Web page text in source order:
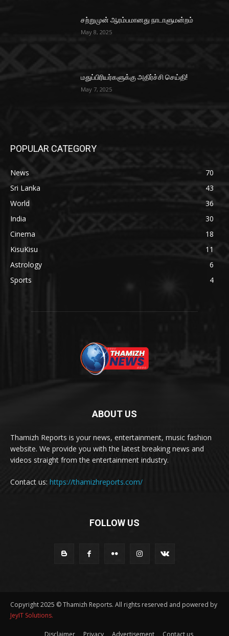
சற்றுமுன் ஆரம்பமானது நாடாளுமன்றம்
May 8, 2025
மதுப்பிரியர்களுக்கு அதிர்ச்சி செய்தி!
May 7, 2025
POPULAR CATEGORY
News
70
Sri Lanka
43
World
36
India
30
Cinema
18
KisuKisu
11
Astrology
6
Sports
4
ABOUT US
Thamizh Reports is your news, entertainment, music fashion
website. We provide you with the latest breaking news and
videos straight from the entertainment industry.
Contact us: https://thamizhreports.com/
FOLLOW US
Copyright 2025 © Thamizh Reports. All rights reserved and powered by
JeyIT Solutions.
Disclaimer Privacy Advertisement Contact us